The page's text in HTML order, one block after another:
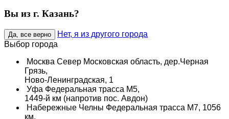
Вы из г. Казань?
Да, все верно
Нет, я из другого города
Выбор города
Москва Север Московская область, дер.Черная
Грязь,
Ново-Ленинградская, 1
Уфа Федеральная трасса М5,
1449-й км (напротив пос. Авдон)
Набережные Челны Федеральная трасса М7, 1056
км,